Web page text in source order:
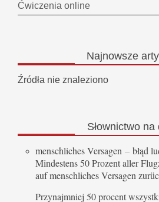
Ćwiczenia online
Najnowsze
Źródła nie znaleziono
Słownictwo na
menschliches Versagen – błąd
Mindestens 50 Prozent aller
auf menschliches Versagen
Przynajmniej 50 procent